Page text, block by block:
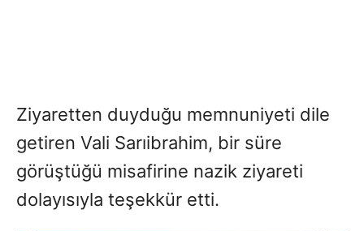
Ziyaretten duyduğu memnuniyeti dile
getiren Vali Sarıibrahim, bir süre
görüştüğü misafirine nazik ziyareti
dolayısıyla teşekkür etti.